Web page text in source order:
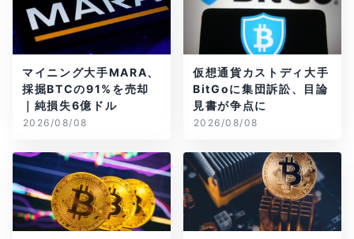
マイニング大手MARA、
採掘BTCの91%を売却
｜純損失6億ドル
2026/08/08
仮想通貨カストディ大手
BitGoに集団訴訟、目論
見書が争点に
2026/08/08